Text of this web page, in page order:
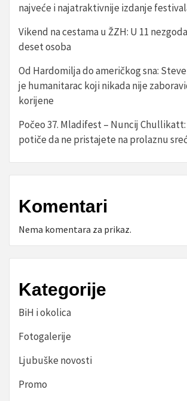
najveće i najatraktivnije izdanje
Vikend na cestama u ŽZH: U 11
deset osoba
Od Hardomilja do američkog sna:
je humanitarac koji nikada nije
korijene
Počeo 37. Mladifest – Nuncij Chullikatt:
potiče da ne pristajete na prolaznu
Komentari
Nema komentara za prikaz.
Kategorije
BiH i okolica
Fotogalerije
Ljubuške novosti
Promo